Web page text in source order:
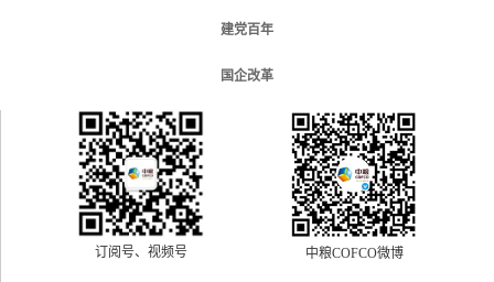
建党百年
国企改革
订阅号、视频号 中粮COFCO微博